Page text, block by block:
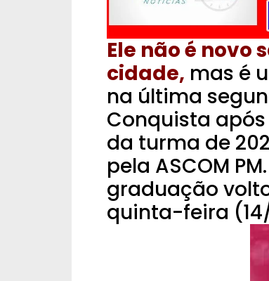
Ele não é novo
cidade, mas é
na última
Conquista
da turma de
pela ASCOM PM.
graduação
quinta-feira